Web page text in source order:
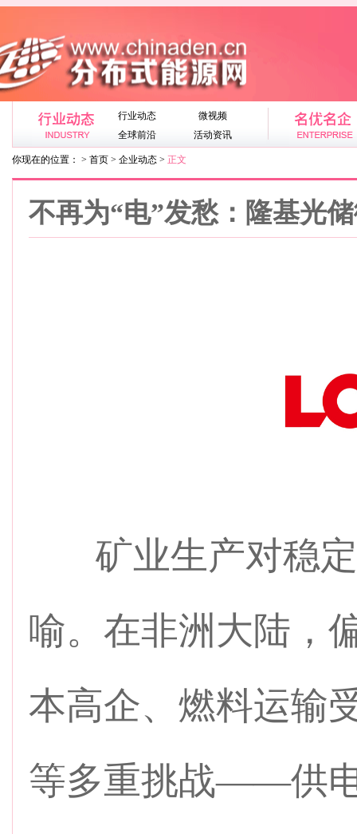
行业动态
全球前沿
微视频
活动资讯
你现在的位置： > 首页 > 企业动态 > 正文
不再为“电”发愁：隆基光
矿业生产对稳定
喻。在非洲大陆，
本高企、燃料运输
等多重挑战——供